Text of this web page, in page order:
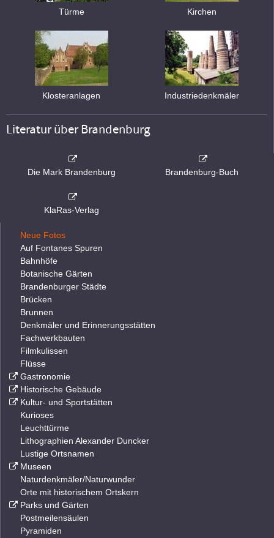
Türme Kirchen
Klosteranlagen Industriedenkmäler
Literatur über Brandenburg
Die Mark Brandenburg Brandenburg-Buch
KlaRas-Verlag
Neue Fotos
Auf Fontanes Spuren
Bahnhöfe
Botanische Gärten
Brandenburger Städte
Brücken
Brunnen
Denkmäler und Erinnerungsstätten
Fachwerkbauten
Filmkulissen
Flüsse
Gastronomie
Historische Gebäude
Kultur- und Sportstätten
Kurioses
Leuchttürme
Lithographien Alexander Duncker
Lustige Ortsnamen
Museen
Naturdenkmäler/Naturwunder
Orte mit historischem Ortskern
Parks und Gärten
Postmeilensäulen
Pyramiden